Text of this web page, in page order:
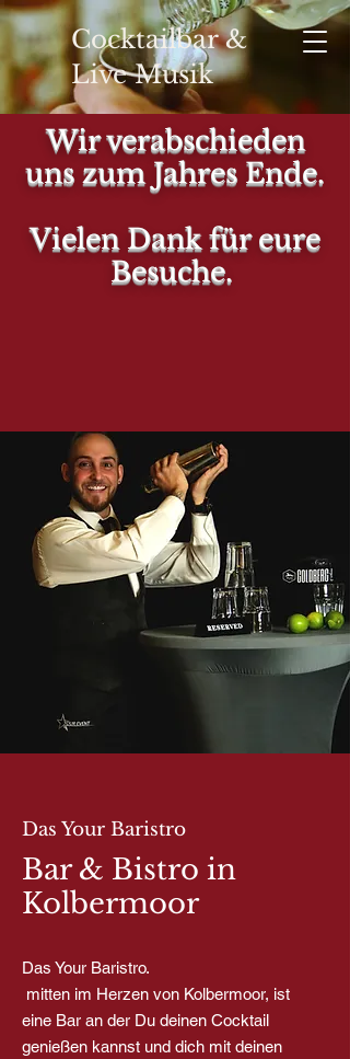
Cocktailbar &
Live Musik
Wir verabschieden
uns zum Jahres Ende.
Vielen Dank für eure
Besuche.
Das Your Baristro
Bar & Bistro in
Kolbermoor
Das Your Baristro.
mitten im Herzen von Kolbermoor, ist
eine Bar an der Du deinen Cocktail
genießen kannst und dich mit deinen